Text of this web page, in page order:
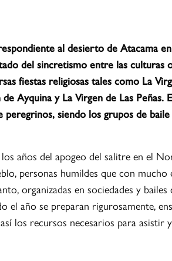
al desierto de Atacama
del sincretismo entre las culturas
fiestas religiosas tales como La
Ayquina y La Virgen de Las Peñas.
siendo los grupos de baile
años del apogeo del salitre en el
personas humildes que con mucho
organizadas en sociedades y bailes
año se preparan rigurosamente,
los recursos necesarios para asistir